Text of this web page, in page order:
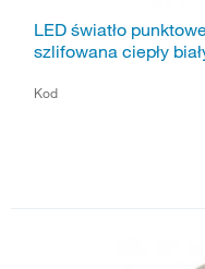
LED światło
szlifowana ciepły
Kod